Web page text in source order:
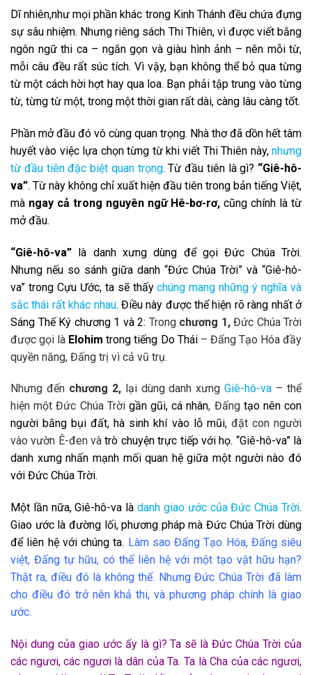
Dĩ nhiên,như mọi phần khác trong Kinh Thánh đều chứa đựng
sự sâu nhiệm. Nhưng riêng sách Thi Thiên, vì được viết bằng
ngôn ngữ thi ca – ngắn gọn và giàu hình ảnh – nên mỗi từ,
mỗi câu đều rất súc tích. Vì vậy, bạn không thể bỏ qua từng
từ một cách hời hợt hay qua loa. Bạn phải tập trung vào từng
từ, từng từ một, trong một thời gian rất dài, càng lâu càng tốt.
Phần mở đầu đó vô cùng quan trọng. Nhà thơ đã dồn hết tâm
huyết vào việc lựa chọn từng từ khi viết Thi Thiên này, nhưng
từ đầu tiên đặc biệt quan trọng. Từ đầu tiên là gì? “Giê-hô-
va”. Từ này không chỉ xuất hiện đầu tiên trong bản tiếng Việt,
mà ngay cả trong nguyên ngữ Hê-bơ-rơ, cũng chính là từ
mở đầu.
“Giê-hô-va” là danh xưng dùng để gọi Đức Chúa Trời.
Nhưng nếu so sánh giữa danh “Đức Chúa Trời” và “Giê-hô-
va” trong Cựu Ước, ta sẽ thấychúng mang những ý nghĩa và
sắc thái rất khác nhau. Điều này được thể hiện rõ ràng nhất ở
Sáng Thế Ký chương 1 và 2: Trong chương 1,Đức Chúa Trời
được gọi là Elohim trong tiếng Do Thái– Đấng Tạo Hóa đầy
quyền năng, Đấng trị vì cả vũ trụ.
Nhưng đến chương 2,lại dùng danh xưngGiê-hô-va – thể
hiện một Đức Chúa Trời gần gũi, cá nhân, Đấngtạo nên con
người bằng bụi đất, hà sinh khí vào lỗ mũi, đặt con người
vào vườn Ê-đen vàtrò chuyện trực tiếp với họ. “Giê-hô-va” là
danh xưng nhấn mạnh mối quan hệ giữa một người nào đó
với Đức Chúa Trời.
Một lần nữa, Giê-hô-va làdanh giao ước của Đức Chúa Trời.
Giao ước là đường lối, phương pháp mà Đức Chúa Trời dùng
để liên hệ với chúng ta. Làm sao Đấng Tạo Hóa, Đấng siêu
việt, Đấng tự hữu, có thể liên hệ với một tạo vật hữu hạn?
Thật ra, điều đó là không thể. Nhưng Đức Chúa Trời đã làm
cho điều đó trở nên khả thi, và phương pháp chính là giao
ước.
Nội dung của giao ước ấy là gì? Ta sẽ là Đức Chúa Trời của
các ngươi, các ngươi là dân của Ta. Ta là Cha của các ngươi,